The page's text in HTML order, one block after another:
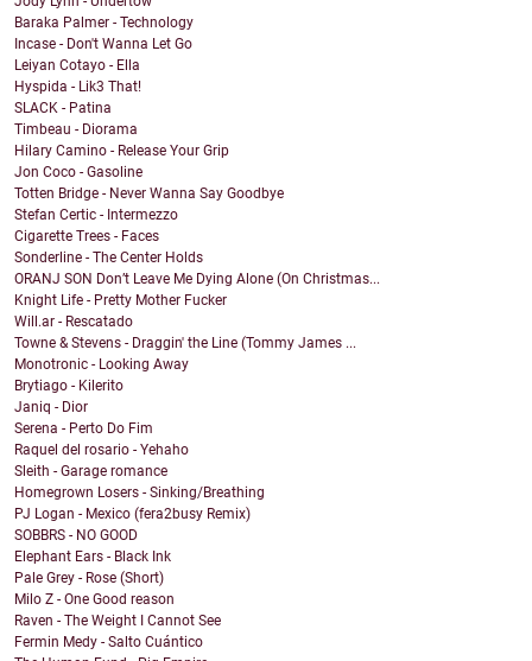
Baraka Palmer - Technology
Incase - Don't Wanna Let Go
Leiyan Cotayo - Ella
Hyspida - Lik3 That!
SLACK - Patina
Timbeau - Diorama
Hilary Camino - Release Your Grip
Jon Coco - Gasoline
Totten Bridge - Never Wanna Say Goodbye
Stefan Certic - Intermezzo
Cigarette Trees - Faces
Sonderline - The Center Holds
ORANJ SON Don’t Leave Me Dying Alone (On Christmas...
Knight Life - Pretty Mother Fucker
Will.ar - Rescatado
Towne & Stevens - Draggin' the Line (Tommy James ...
Monotronic - Looking Away
Brytiago - Kilerito
Janiq - Dior
Serena - Perto Do Fim
Raquel del rosario - Yehaho
Sleith - Garage romance
Homegrown Losers - Sinking/Breathing
PJ Logan - Mexico (fera2busy Remix)
SOBBRS - NO GOOD
Elephant Ears - Black Ink
Pale Grey - Rose (Short)
Milo Z - One Good reason
Raven - The Weight I Cannot See
Fermin Medy - Salto Cuántico